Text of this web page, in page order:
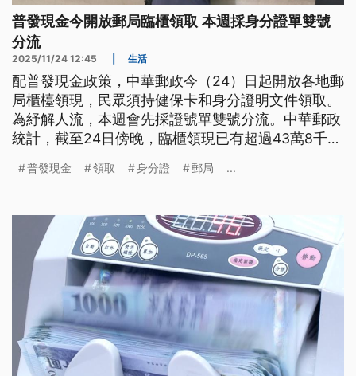
普發現金今開放郵局臨櫃領取 本週採身分證單雙號
分流
2025/11/24 12:45 生活
配普發現金政策，中華郵政今（24）日起開放各地郵
局櫃檯領現，民眾須持健保卡和身分證明文件領取。
為紓解人流，本週會先採證號單雙號分流。中華郵政
統計，截至24日傍晚，臨櫃領現已有超過43萬8千多
普發現金 領取 身分證 郵局 ...